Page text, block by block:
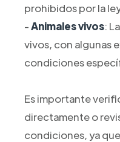
prohibidos por la
-Animales vivos:
vivos, con algunas
condiciones
Es importante
directamente o
condiciones, ya